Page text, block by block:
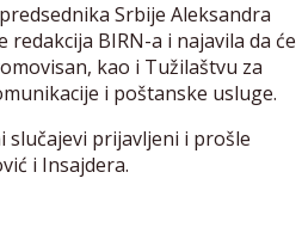
Srbije Aleksandra
BIRN-a i najavila da će
kao i Tužilaštvu za
i poštanske usluge.
slučajevi prijavljeni i prošle
i Insajdera.